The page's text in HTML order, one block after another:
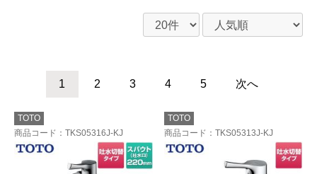
1 2 3 4 5 次へ
TOTO
商品コード ：TKS05316J-KJ
TOTO
商品コード ：TKS05313J-KJ